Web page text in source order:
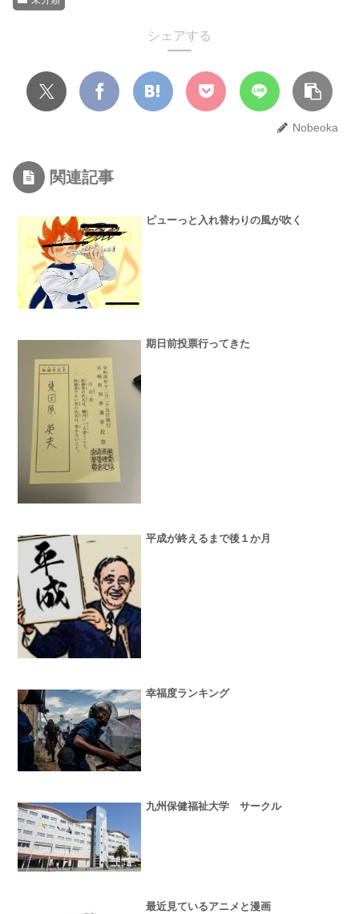
シェアする
Nobeoka
関連記事
ピューっと入れ替わりの風が吹く
期日前投票行ってきた
平成が終えるまで後１か月
幸福度ランキング
九州保健福祉大学 サークル
最近見ているアニメと漫画